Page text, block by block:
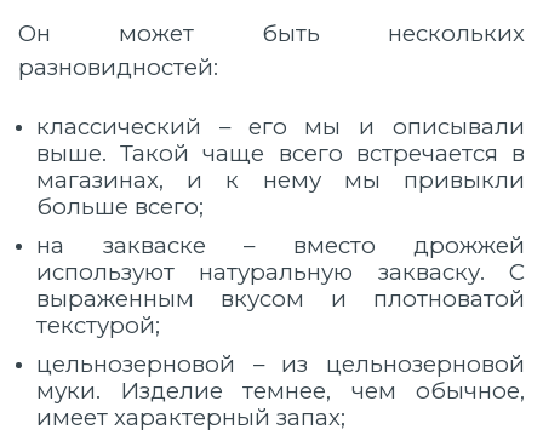
Он может быть нескольких
разновидностей:
классический – его мы и описывали
выше. Такой чаще всего встречается в
магазинах, и к нему мы привыкли
больше всего;
на закваске – вместо дрожжей
используют натуральную закваску. С
выраженным вкусом и плотноватой
текстурой;
цельнозерновой – из цельнозерновой
муки. Изделие темнее, чем обычное,
имеет характерный запах;